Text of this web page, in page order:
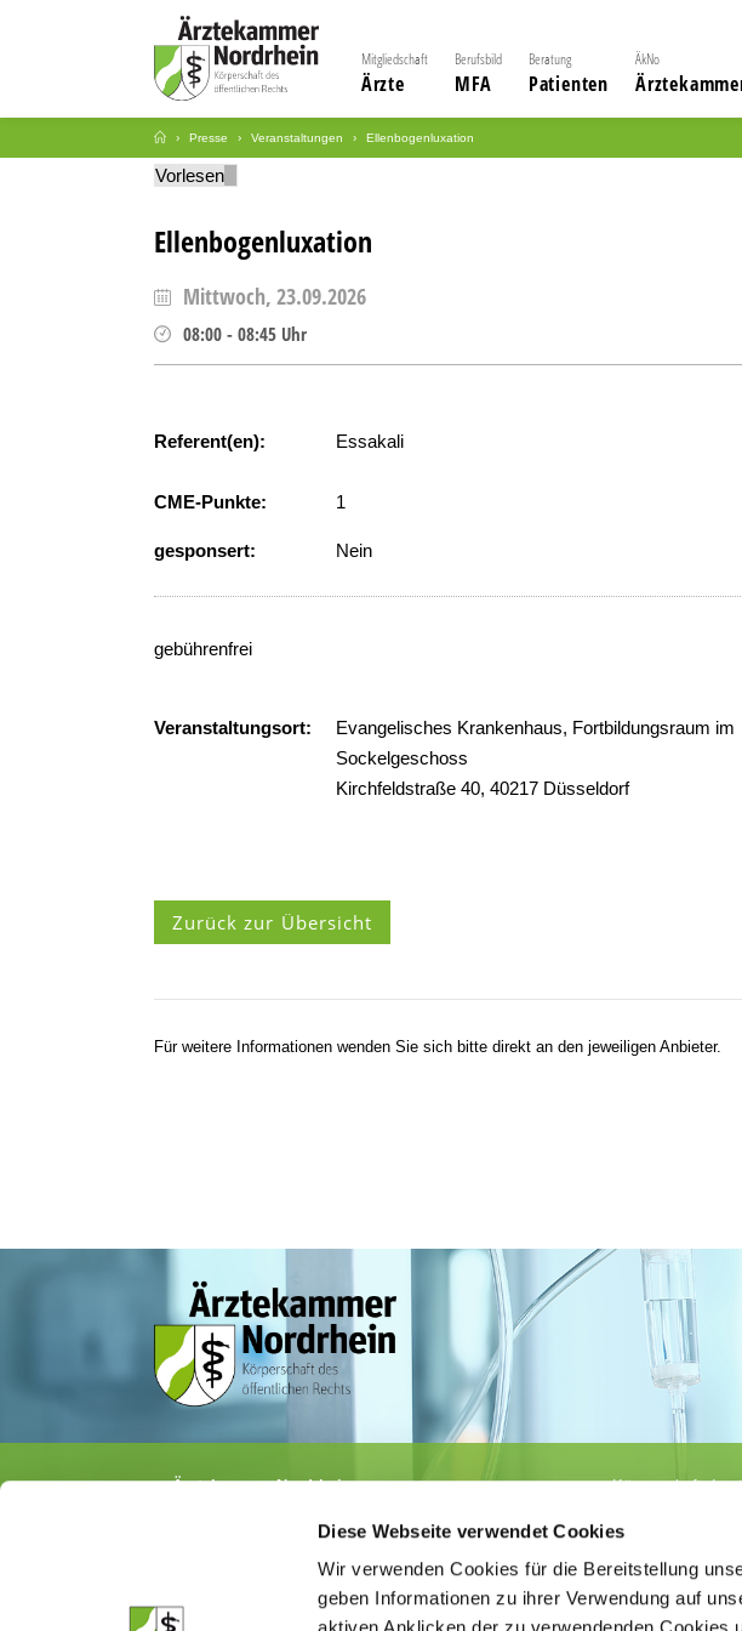
Diese Webseite verwendet Cookies
Wir verwenden Cookies für die Bereitstellung
geben Informationen zu ihrer Verwendung auf
Mitgliedschaft
Ärzte
Berufsbild
MFA
Beratung
Patienten
ÄkNo
Presse Veranstaltungen Ellenbogenluxation
Vorlesen
Ellenbogenluxation
Mittwoch, 23.09.2026
08:00 - 08:45 Uhr
Referent(en): Essakali
CME-Punkte: 1
gesponsert: Nein
gebührenfrei
Veranstaltungsort:
Evangelisches Krankenhaus, Fortbildungsraum im
Sockelgeschoss
Kirchfeldstraße 40, 40217 Düsseldorf
Zurück zur Übersicht
Für weitere Informationen wenden Sie sich bitte direkt an den jeweiligen Anbieter.
Ärztekammer Nordrhein
· Fax 0211 / 4302 2009
aerztekammer@aekno.de
Körperschaft des